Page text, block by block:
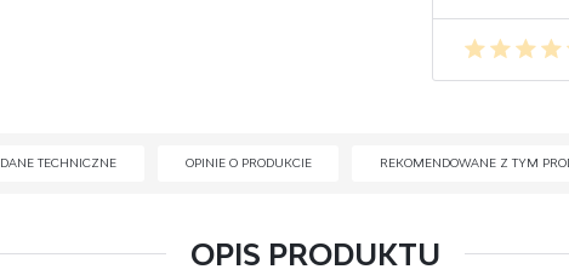
DANE TECHNICZNE OPINIE O PRODUKCIE REKOMENDOWANE Z TYM
OPIS PRODUKTU